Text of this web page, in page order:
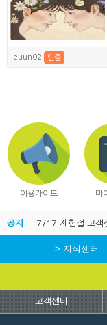
euun02 인증
이용가이드 마
공지 7/17 제헌절 고객
> 지식센터
고객센터